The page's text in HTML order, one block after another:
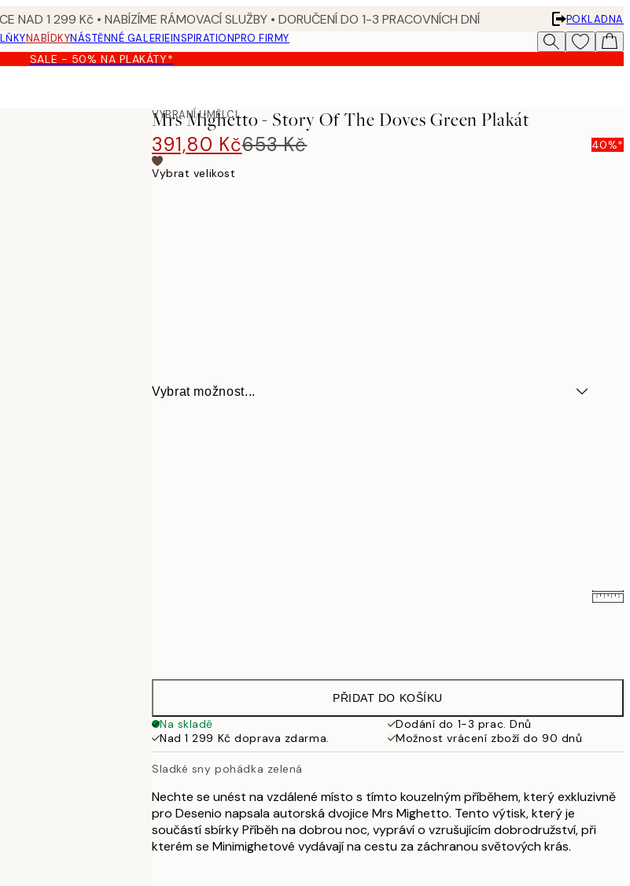
NAD 1 299 Kč • NABÍZÍME RÁMOVACÍ SLUŽBY • DORUČENÍ DO 1-3 PRACOVNÍCH DNÍ
POKLADNA
NABÍDKYNÁSTĚNNÉ GALERIEINSPIRATIONPRO FIRMY
SALE - 50% NA PLAKÁTY*
VYBRANÍ UMĚLCI
Mrs Mighetto - Story Of The Doves Green Plakát
391,80 Kč653 Kč 40%*
Vybrat velikost
Vybrat možnost...
PŘIDAT DO KOŠÍKU
Na skladě
Dodání do 1-3 prac. Dnů
Nad 1 299 Kč doprava zdarma.
Možnost vrácení zboží do 90 dnů
Sladké sny pohádka zelená
Nechte se unést na vzdálené místo s tímto kouzelným příběhem, který exkluzivně
pro Desenio napsala autorská dvojice Mrs Mighetto. Tento výtisk, který je
součástí sbírky Příběh na dobrou noc, vypráví o vzrušujícím dobrodružství, při
kterém se Minimighetové vydávají na cestu za záchranou světových krás.